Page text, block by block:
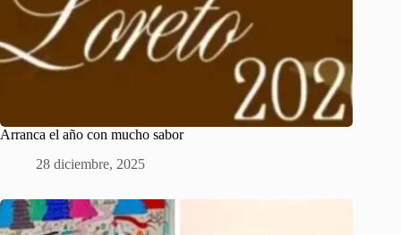
Arranca el año con mucho sabor
28 diciembre, 2025